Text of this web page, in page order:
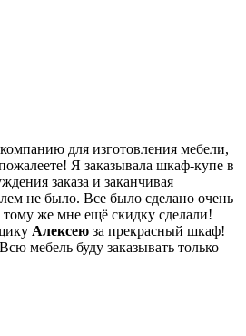
для изготовления мебели,
Я заказывала шкаф-купе в
заказа и заканчивая
не было. Все было сделано очень
же мне ещё скидку сделали!
Алексею за прекрасный шкаф!
мебель буду заказывать только